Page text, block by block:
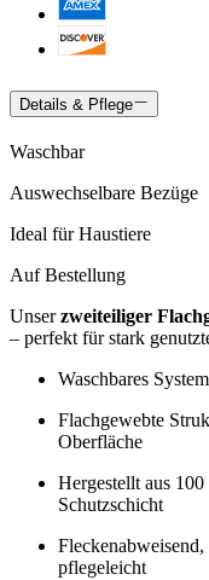
Details & Pflege
Waschbar
Auswechselbare Bezüge
Ideal für Haustiere
Auf Bestellung
Unserzweiteiliger
– perfekt für stark
Waschbares
Flachgewebte
Oberfläche
Hergestellt aus
Schutzschicht
Fleckenabweisend,
pflegeleicht